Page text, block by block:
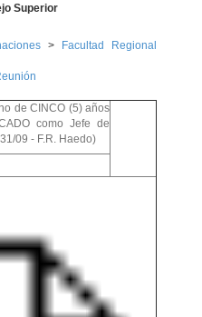
Superior
>
Facultad Regional
de CINCO (5) años
como Jefe de
09 - F.R. Haedo)